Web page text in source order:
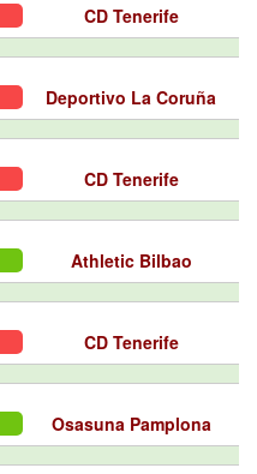
CD Tenerife
Deportivo La Coruña
CD Tenerife
Athletic Bilbao
CD Tenerife
Osasuna Pamplona